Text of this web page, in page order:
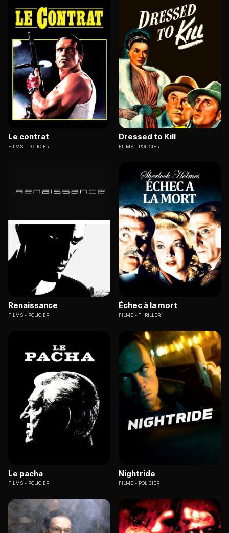
Le contrat
FILMS POLICIER
Dressed to Kill
FILMS POLICIER
Renaissance
FILMS POLICIER
Échec à la mort
FILMS THRILLER
Le pacha
FILMS POLICIER
Nightride
FILMS POLICIER